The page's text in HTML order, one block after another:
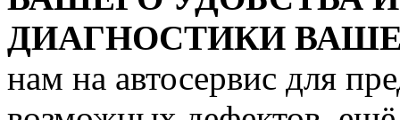
ДИАГНОСТИКИ
нам на автосервис для